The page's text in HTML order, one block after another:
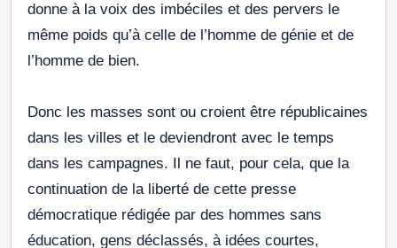
donne à la voix des imbéciles et des pervers le
même poids qu’à celle de l’homme de génie et de
l’homme de bien.
Donc les masses sont ou croient être républicaines
dans les villes et le deviendront avec le temps
dans les campagnes. Il ne faut, pour cela, que la
continuation de la liberté de cette presse
démocratique rédigée par des hommes sans
éducation, gens déclassés, à idées courtes,